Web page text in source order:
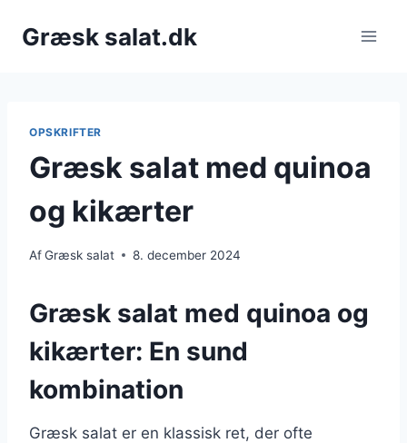
Græsk salat.dk
OPSKRIFTER
Græsk salat med quinoa
og kikærter
AfGræsk salat 8. december 2024
Græsk salat med quinoa og
kikærter: En sund
kombination
Græsk salat er en klassisk ret, der ofte